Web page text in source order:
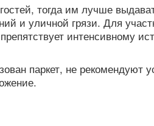
тогда им лучше
и уличной грязи. Для
интенсивному
паркет, не рекомендуют